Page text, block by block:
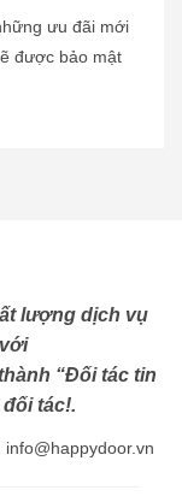
ưu đãi mới
được bảo mật
lượng dịch vụ
“Đối tác tin
tác!.
info@happydoor.vn